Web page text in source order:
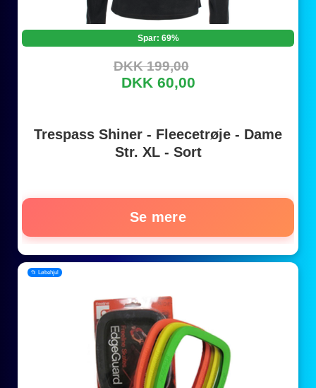
Spar: 69%
DKK 199,00
DKK 60,00
Trespass Shiner - Fleecetrøje - Dame
Str. XL - Sort
Se mere
📂 Løbehjul